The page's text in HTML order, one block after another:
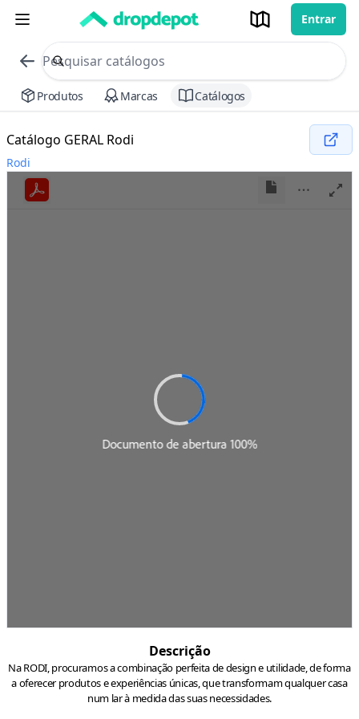
Entrar
commerce search no header
Procurar
Produtos Marcas Catálogos
Catálogo GERAL Rodi
Rodi
Descrição
Na RODI, procuramos a combinação perfeita de design e utilidade, de forma
a oferecer produtos e experiências únicas, que transformam qualquer casa
num lar à medida das suas necessidades.